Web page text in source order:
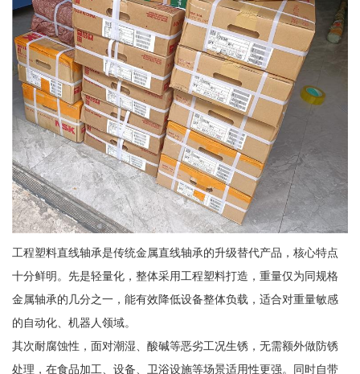
工程塑料直线轴承是传统金属直线轴承的升级替代产品，核心特点
十分鲜明。先是轻量化，整体采用工程塑料打造，重量仅为同规格
金属轴承的几分之一，能有效降低设备整体负载，适合对重量敏感
的自动化、机器人领域。
其次耐腐蚀性，面对潮湿、酸碱等恶劣工况生锈，无需额外做防锈
处理，在食品加工、设备、卫浴设施等场景适用性更强。同时自带